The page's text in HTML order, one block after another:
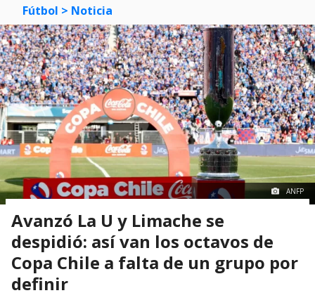
Fútbol > Noticia
ANFP
Avanzó La U y Limache se
despidió: así van los octavos de
Copa Chile a falta de un grupo por
definir